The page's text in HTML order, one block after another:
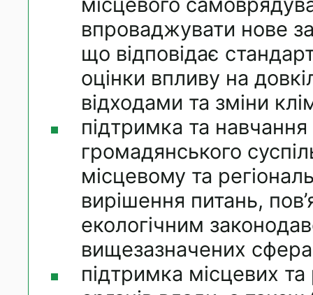
впроваджувати нове
що відповідає
оцінки впливу на
відходами та зміни
підтримка та навчання
громадянського
місцевому та
вирішення питань,
екологічним
вищезазначених
підтримка місцевих та